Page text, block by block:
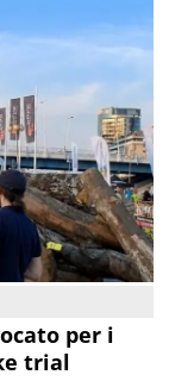
per i
trial